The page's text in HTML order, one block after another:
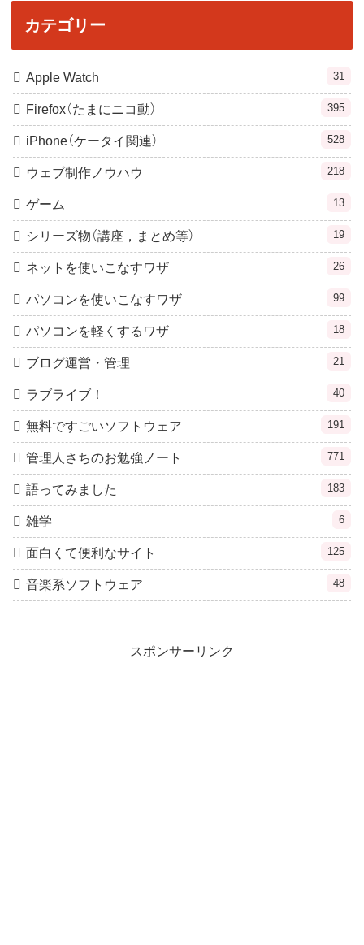
カテゴリー
Apple Watch 31
Firefox（たまにニコ動） 395
iPhone（ケータイ関連） 528
ウェブ制作ノウハウ 218
ゲーム 13
シリーズ物（講座，まとめ等） 19
ネットを使いこなすワザ 26
パソコンを使いこなすワザ 99
パソコンを軽くするワザ 18
ブログ運営・管理 21
ラブライブ！ 40
無料ですごいソフトウェア 191
管理人さちのお勉強ノート 771
語ってみました 183
雑学 6
面白くて便利なサイト 125
音楽系ソフトウェア 48
スポンサーリンク